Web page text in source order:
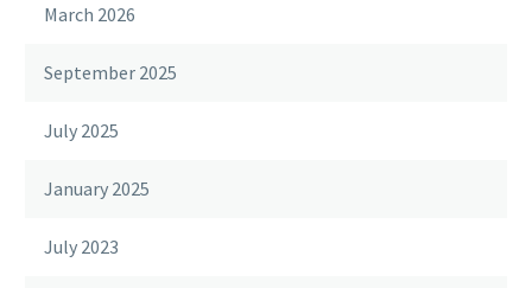
March 2026
September 2025
July 2025
January 2025
July 2023